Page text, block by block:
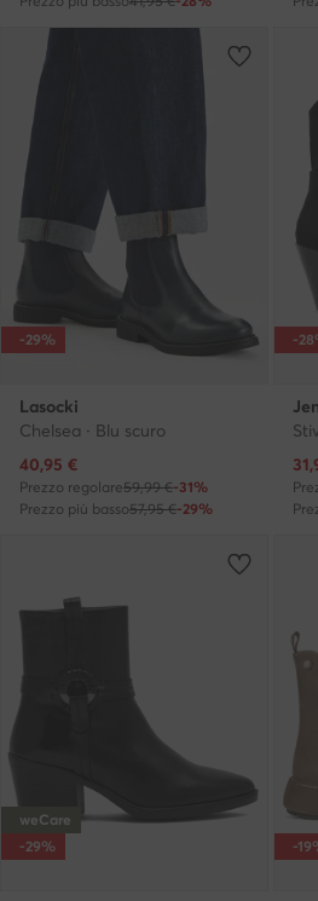
-29%
Lasocki
Chelsea · Blu scuro
Prezzo attuale
40,95 €
Prezzo regolare59,99 €-31%
Prezzo più basso57,95 €-29%
-
weCare
-29%
-